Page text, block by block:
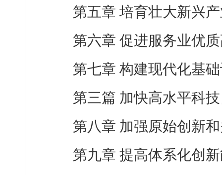
第五章 培育壮大新兴
第六章 促进服务业优
第七章 构建现代化基
第三篇 加快高水平科
第八章 加强原始创新
第九章 提高体系化创